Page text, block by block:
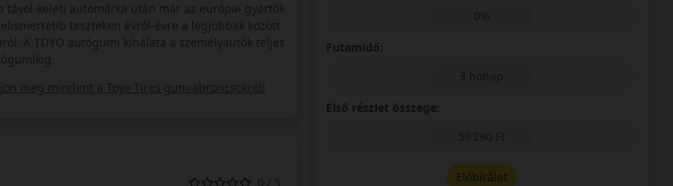
távol-keleti autómárka után már az európai gyártók
teszteken évről-évre a legjobbak között
A TOYO autógumi kínálata a személyautók teljes
meg mindent a Toyo Tires gumiabroncsokról!
0 / 5
0%
Futamidő:
3 hónap
Első részlet összege:
59 290 Ft
Előbírálat